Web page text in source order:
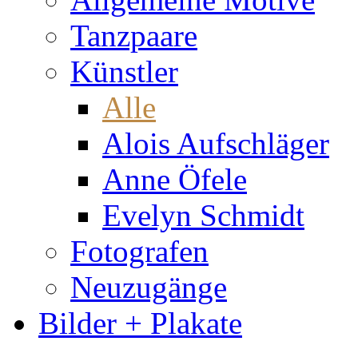
Tanzpaare
Künstler
Alle
Alois Aufschläger
Anne Öfele
Evelyn Schmidt
Fotografen
Neuzugänge
Bilder + Plakate